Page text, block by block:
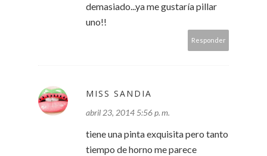
demasiado...ya me gustaría pillar
uno!!
Responder
MISS SANDIA
abril 23, 2014 5:56 p. m.
tiene una pinta exquisita pero tanto
tiempo de horno me parece